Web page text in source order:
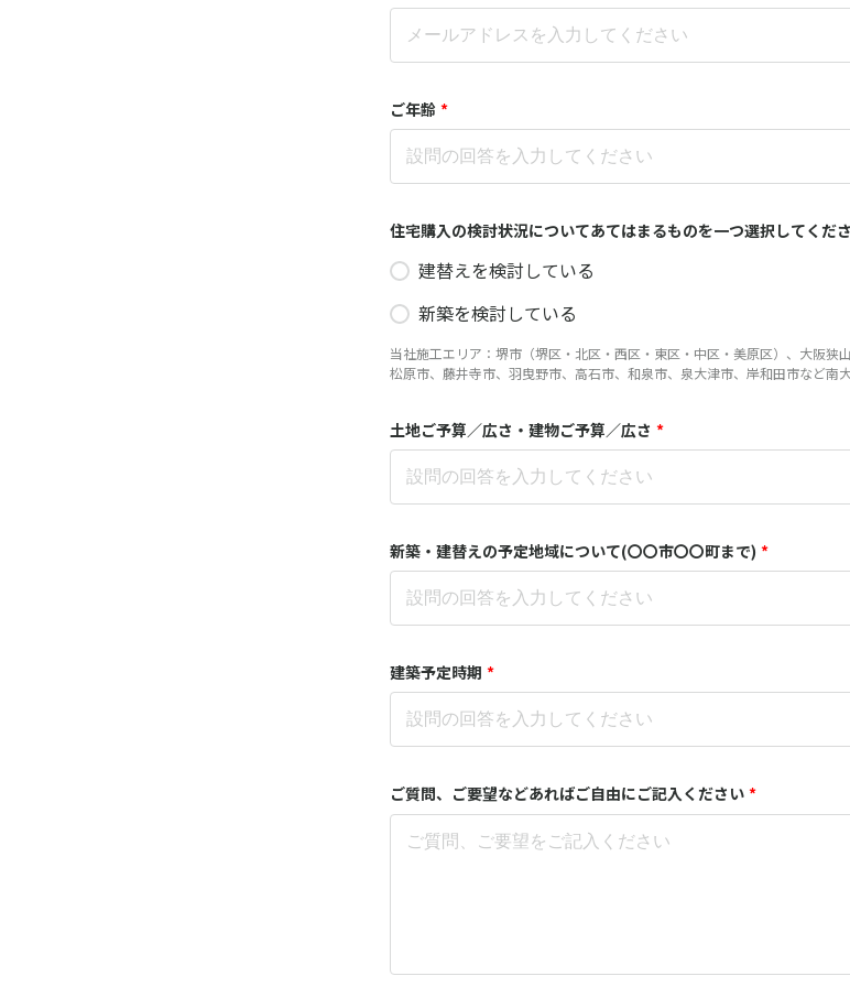
ご年齢 *
住宅購入の検討状況についてあてはまるものを一つ選択してくだ
建替えを検討している
新築を検討している
当社施工エリア：堺市（堺区・北区・西区・東区・中区・美原区）、大阪狭山
松原市、藤井寺市、羽曳野市、高石市、和泉市、泉大津市、岸和田市など南
土地ご予算／広さ・建物ご予算／広さ *
新築・建替えの予定地域について(〇〇市〇〇町まで) *
建築予定時期 *
ご質問、ご要望などあればご自由にご記入ください *